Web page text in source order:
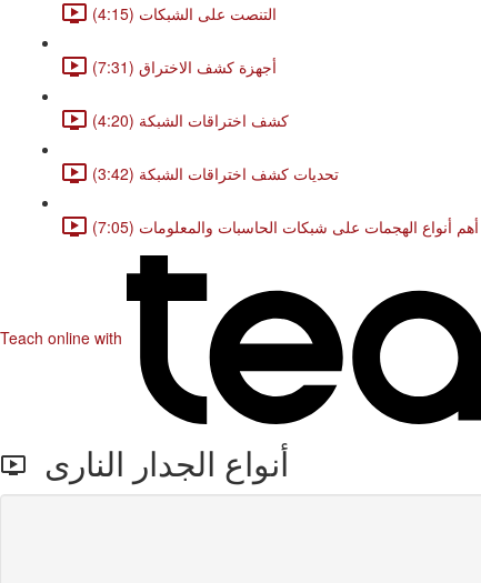
التنصت على الشبكات (4:15)
أجهزة كشف الاختراق (7:31)
كشف اختراقات الشبكة (4:20)
تحديات كشف اختراقات الشبكة (3:42)
أهم أنواع الهجمات على شبكات الحاسبات والمعلومات (7:05)
Teach online with
أنواع الجدار النارى